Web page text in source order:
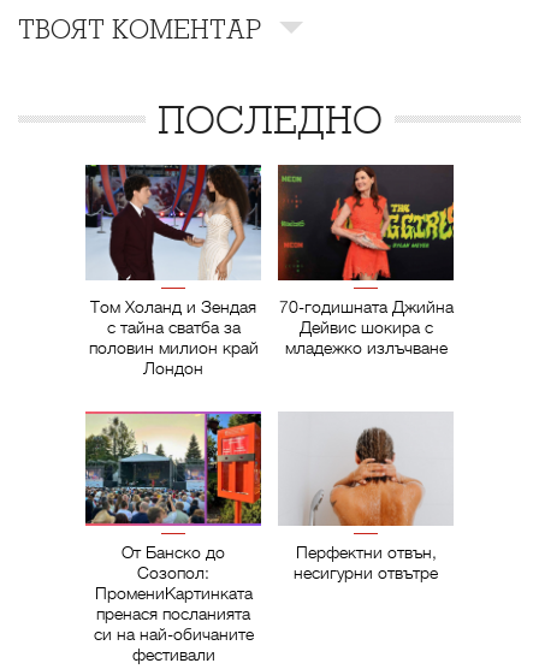
ТВОЯТ КОМЕНТАР
ПОСЛЕДНО
Том Холанд и Зендая
с тайна сватба за
половин милион край
Лондон
70-годишната Джийна
Дейвис шокира с
младежко излъчване
От Банско до
Созопол:
ПромениКартинката
пренася посланията
си на най-обичаните
фестивали
Перфектни отвън,
несигурни отвътре